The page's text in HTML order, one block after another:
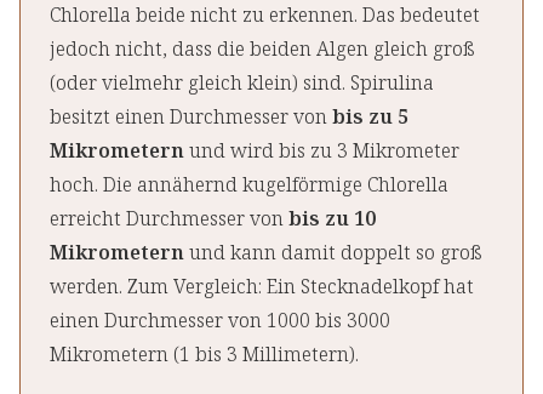
Chlorella beide nicht zu erkennen. Das bedeutet
jedoch nicht, dass die beiden Algen gleich groß
(oder vielmehr gleich klein) sind. Spirulina
besitzt einen Durchmesser vonbis zu 5
Mikrometernund wird bis zu 3 Mikrometer
hoch. Die annähernd kugelförmige Chlorella
erreicht Durchmesser vonbis zu 10
Mikrometernund kann damit doppelt so groß
werden. Zum Vergleich: Ein Stecknadelkopf hat
einen Durchmesser von 1000 bis 3000
Mikrometern (1 bis 3 Millimetern).